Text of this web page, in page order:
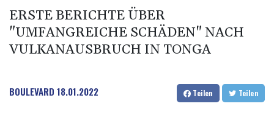
Demonstration in München
Vorwurf der Preisabsprache: Drei US-Produzenten müssen 53
Millionen Eier spenden
ERSTE BERICHTE ÜBER
"UMFANGREICHE SCHÄDEN" NACH
VULKANAUSBRUCH IN TONGA
BOULEVARD 18.01.2022 Teilen Teilen